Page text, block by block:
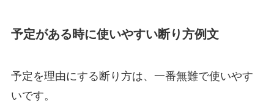
予定がある時に使いやすい断り方例文
予定を理由にする断り方は、一番無難で使いやす
いです。